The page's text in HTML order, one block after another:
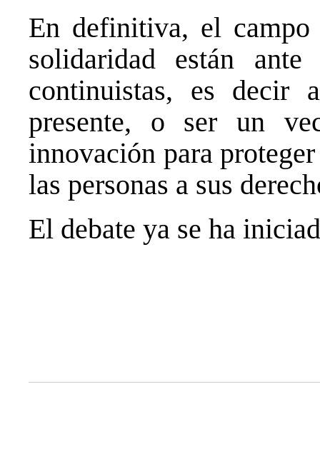
En definitiva, el
solidaridad están
continuistas, es decir
presente, o ser un
innovación para
las personas a sus
El debate ya se ha